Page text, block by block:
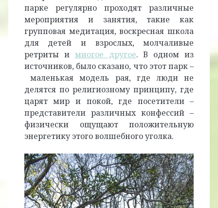
парке регулярно проходят различные
мероприятия и занятия, такие как
групповая медитация, воскресная школа
для детей и взрослых, молчаливые
ретриты и многое другое. В одном из
источников, было сказано, что этот парк –
маленькая модель рая, где люди не
делятся по религиозному принципу, где
царят мир и покой, где посетители –
представители различных конфессий –
физически ощущают положительную
энергетику этого волшебного уголка.